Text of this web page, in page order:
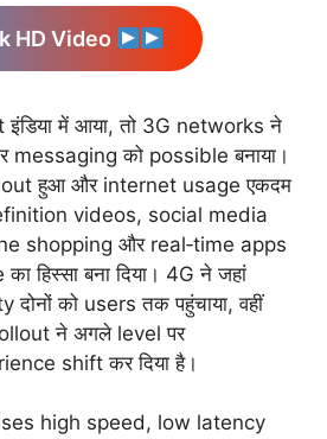
HD Video
में आया, तो 3G networks ने
को possible बनाया।
हुआ और internet usage एकदम
videos, social media
shopping और real‑time apps
हिस्सा बना दिया। 4G ने जहां
को users तक पहुंचाया, वहीं
ने अगले level पर
shift कर दिया है।
high speed, low latency